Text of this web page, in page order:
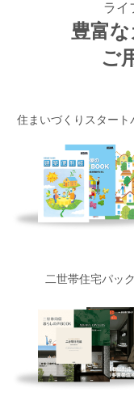
ライ
豊富
ご
住まいづくりスタート
二世帯住宅パック